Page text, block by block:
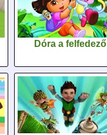
Dóra a felfedező